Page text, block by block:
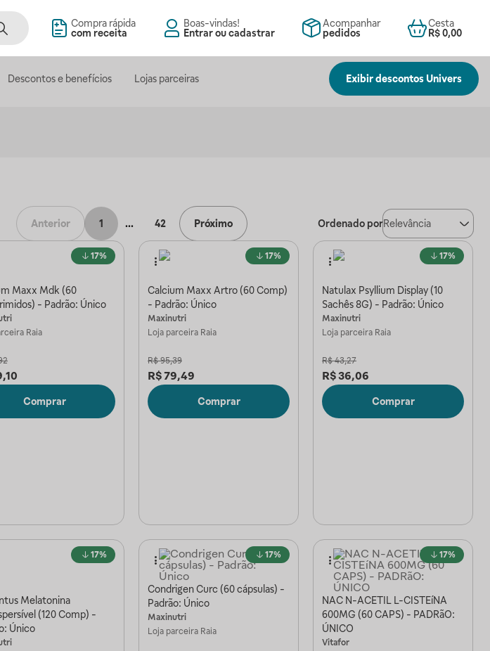
Compra rápida
com receita
Boas-vindas!
Entrar ou cadastrar
Acompanhar
pedidos
Cesta
R$ 0,00
Descontos e benefícios Lojas parceiras Exibir descontos Univers
Anterior 1 ... 42 Próximo Ordenado porRelevância
17%
Maxx Mdk (60
- Padrão: Único
Raia
Comprar
17%
Calcium Maxx Artro (60 Comp)
- Padrão: Único
Maxinutri
Loja parceira Raia
R$ 95,39
R$79,49
Comprar
17%
Natulax Psyllium Display (10
Sachês 8G) - Padrão: Único
Maxinutri
Loja parceira Raia
R$ 43,27
R$36,06
Comprar
17%
Melatonina
(120 Comp) -
Único
17%
Condrigen Curc (60 cápsulas) -
Padrão: Único
Maxinutri
Loja parceira Raia
17%
NAC N-ACETIL L-CISTEíNA
600MG (60 CAPS) - PADRãO:
ÚNICO
Vitafor